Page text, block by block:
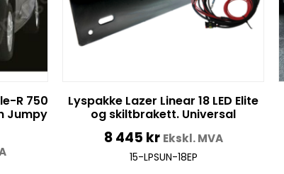
R 750
Jumpy
Lyspakke Lazer Linear 18 LED Elite
og skiltbrakett. Universal
8 445 kr Ekskl. MVA
15-LPSUN-18EP